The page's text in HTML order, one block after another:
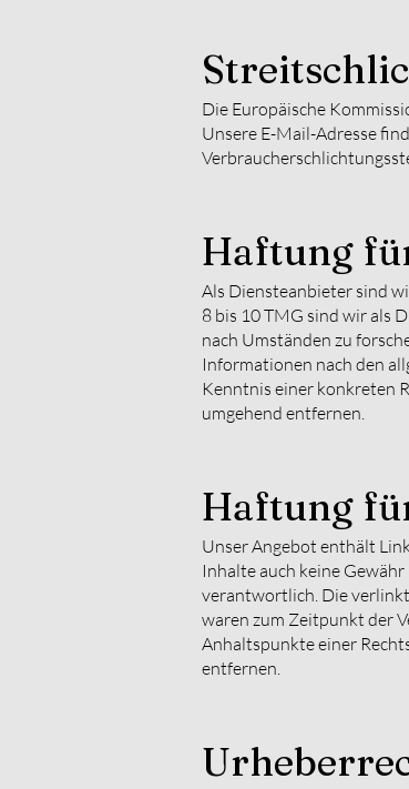
Die Europäische
Unsere E-Mail-Adresse
Haftung
Als Diensteanbieter sind
8 bis 10 TMG sind wir als
nach Umständen zu
Informationen nach den
Kenntnis einer konkreten
umgehend entfernen.
Haftung
Unser Angebot enthält
Inhalte auch keine
verantwortlich. Die
waren zum Zeitpunkt der
Anhaltspunkte einer
entfernen.